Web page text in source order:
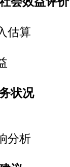
估算
状况
分析